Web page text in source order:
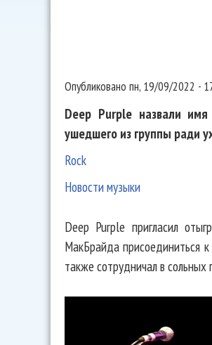
Опубликовано пн, 19/09/2022 -
Deep Purple назвали
ушедшего из группы ради
Rock
Новости музыки
Deep Purple пригласил
МакБрайда присоединиться
также сотрудничал в